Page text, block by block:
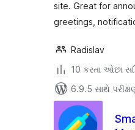
site. Great for
greetings,
Radislav
10 કરતા ઓછા
6.9.5 સાથે